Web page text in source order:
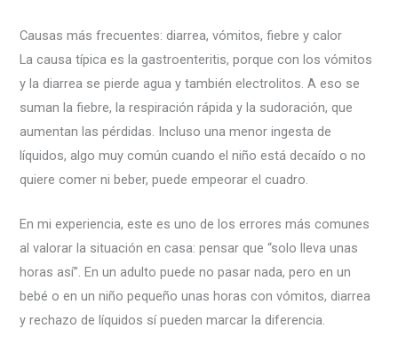
Causas más frecuentes: diarrea, vómitos, fiebre y calor
La causa típica es la gastroenteritis, porque con los vómitos
y la diarrea se pierde agua y también electrolitos. A eso se
suman la fiebre, la respiración rápida y la sudoración, que
aumentan las pérdidas. Incluso una menor ingesta de
líquidos, algo muy común cuando el niño está decaído o no
quiere comer ni beber, puede empeorar el cuadro.
En mi experiencia, este es uno de los errores más comunes
al valorar la situación en casa: pensar que “solo lleva unas
horas así”. En un adulto puede no pasar nada, pero en un
bebé o en un niño pequeño unas horas con vómitos, diarrea
y rechazo de líquidos sí pueden marcar la diferencia.